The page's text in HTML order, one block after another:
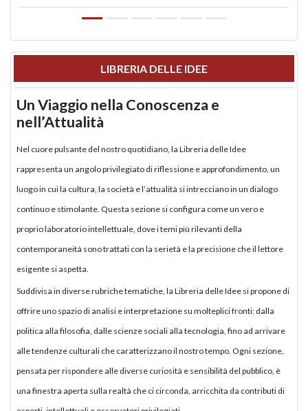
LIBRERIA DELLE IDEE
Un Viaggio nella Conoscenza e
nell’Attualità
Nel cuore pulsante del nostro quotidiano, la Libreria delle Idee
rappresenta un angolo privilegiato di riflessione e approfondimento, un
luogo in cui la cultura, la società e l’attualità si intrecciano in un dialogo
continuo e stimolante. Questa sezione si configura come un vero e
proprio laboratorio intellettuale, dove i temi più rilevanti della
contemporaneità sono trattati con la serietà e la precisione che il lettore
esigente si aspetta.
Suddivisa in diverse rubriche tematiche, la Libreria delle Idee si propone di
offrire uno spazio di analisi e interpretazione su molteplici fronti: dalla
politica alla filosofia, dalle scienze sociali alla tecnologia, fino ad arrivare
alle tendenze culturali che caratterizzano il nostro tempo. Ogni sezione,
pensata per rispondere alle diverse curiosità e sensibilità del pubblico, è
una finestra aperta sulla realtà che ci circonda, arricchita da contributi di